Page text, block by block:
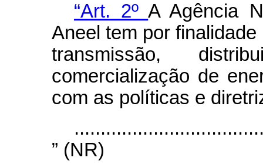
“Art. 2ºA Agência
Aneel tem por
transmissão,
comercialização de
com as políticas e
” (NR)